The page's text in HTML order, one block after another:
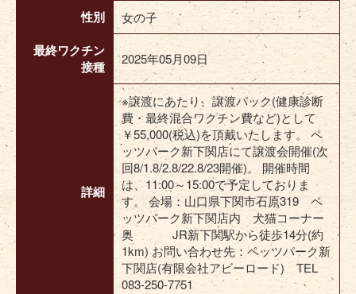
性別
女の子
最終ワクチン
接種
2025年05月09日
詳細
※譲渡にあたり、譲渡パック(健康診断
費・最終混合ワクチン費など)として
￥55,000(税込)を頂戴いたします。 ペ
ッツパーク新下関店にて譲渡会開催(次
回8/1.8/2.8/22.8/23開催)。 開催時間
は、11:00～15:00で予定しておりま
す。 会場：山口県下関市石原319 ペ
ッツパーク新下関店内 犬猫コーナー
奥 JR新下関駅から徒歩14分(約
1km) お問い合わせ先：ペッツパーク新
下関店(有限会社アビーロード) TEL
083-250-7751